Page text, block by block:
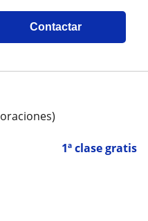
Contactar
1ª clase gratis